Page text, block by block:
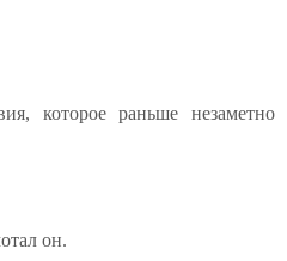
которое раньше незаметно
он.